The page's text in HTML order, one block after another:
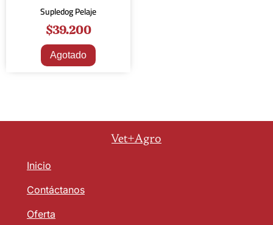
Supledog Pelaje
$39.200
Agotado
Vet+Agro
Inicio
Contáctanos
Oferta